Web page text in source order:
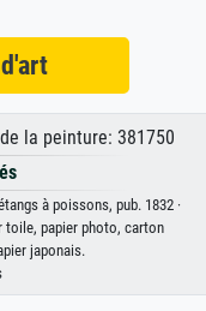
la peinture: 381750
à poissons, pub. 1832 ·
toile, papier photo, carton
japonais.